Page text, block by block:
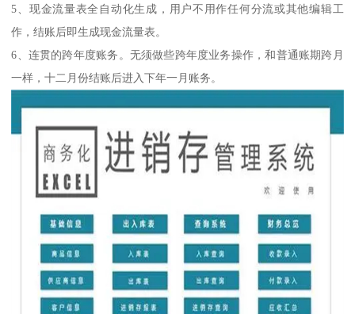
5、现金流量表全自动化生成，用户不用作任何分流或其他编辑工
作，结账后即生成现金流量表。
6、连贯的跨年度账务。无须做些跨年度业务操作，和普通账期跨月
一样，十二月份结账后进入下年一月账务。